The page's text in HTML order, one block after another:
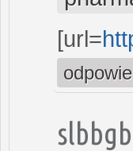
[url=